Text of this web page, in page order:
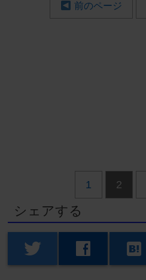
前のページ
1 2
シェアする
twitter facebook hatenabookmark